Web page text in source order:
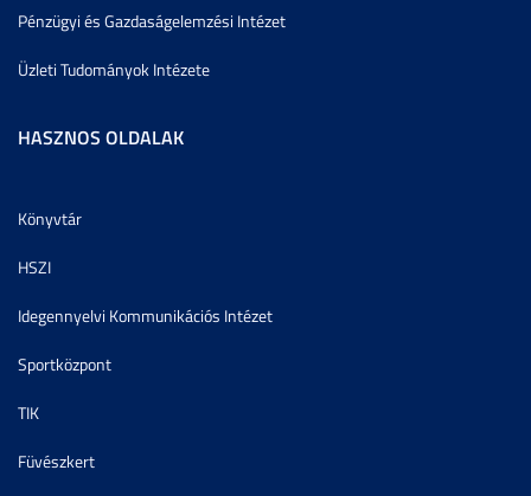
Pénzügyi és Gazdaságelemzési Intézet
Üzleti Tudományok Intézete
HASZNOS OLDALAK
Könyvtár
HSZI
Idegennyelvi Kommunikációs Intézet
Sportközpont
TIK
Füvészkert